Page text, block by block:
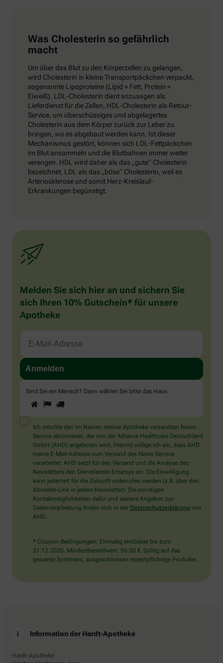
Was Cholesterin so gefährlich
macht
Um über das Blut zu den Körperzellen zu gelangen,
wird Cholesterin in kleine Transportpäckchen verpackt,
sogenannte Lipoproteine (Lipid = Fett, Protein =
Eiweiß). LDL-Cholesterin dient sozusagen als
Lieferdienst für die Zellen, HDL-Cholesterin als Retour-
Service, um überschüssiges und abgelagertes
Cholesterin aus dem Körper zurück zur Leber zu
bringen, wo es abgebaut werden kann. Ist dieser
Mechanismus gestört, können sich LDL-Fettpäckchen
im Blut ansammeln und die Blutbahnen immer weiter
verengen. HDL wird daher als das „gute“ Cholesterin
bezeichnet, LDL als das „böse“ Cholesterin, weil es
Arteriosklerose und somit Herz-Kreislauf-
Erkrankungen begünstigt.
Melden Sie sich hier an und sichern Sie
sich Ihren 10% Gutschein* für unsere
Apotheke
Sind Sie ein Mensch? Dann wählen Sie bitte das Haus.
Sind
Sie
ein
Mensch?
Dann
wählen
Sie
bitte
das
Haus.
1 2
Ich möchte den im Namen meiner Apotheke versandten News-
Service abonnieren, der von der Alliance Healthcare Deutschland
GmbH (AHD) angeboten wird. Hiermit willige ich ein, dass AHD
meine E-Mail-Adresse zum Versand des News-Service
verarbeitet. AHD setzt für den Versand und die Analyse des
Newsletters den Dienstleister Emarsys ein. Die Einwilligung
kann jederzeit für die Zukunft widerrufen werden (z.B. über den
Abmelde-Link in jedem Newsletter). Die sonstigen
Kontaktmöglichkeiten dafür und weitere Angaben zur
Datenverarbeitung finden sich in der Datenschutzerklärung von
AHD.
* Coupon-Bedingungen: Einmalig einlösbar bis zum
31.12.2026. Mindestbestellwert: 50,00 €. Gültig auf das
gesamte Sortiment, ausgeschlossen rezeptpflichtige Produkte.
Information der Hardt-Apotheke
Hardt-Apotheke